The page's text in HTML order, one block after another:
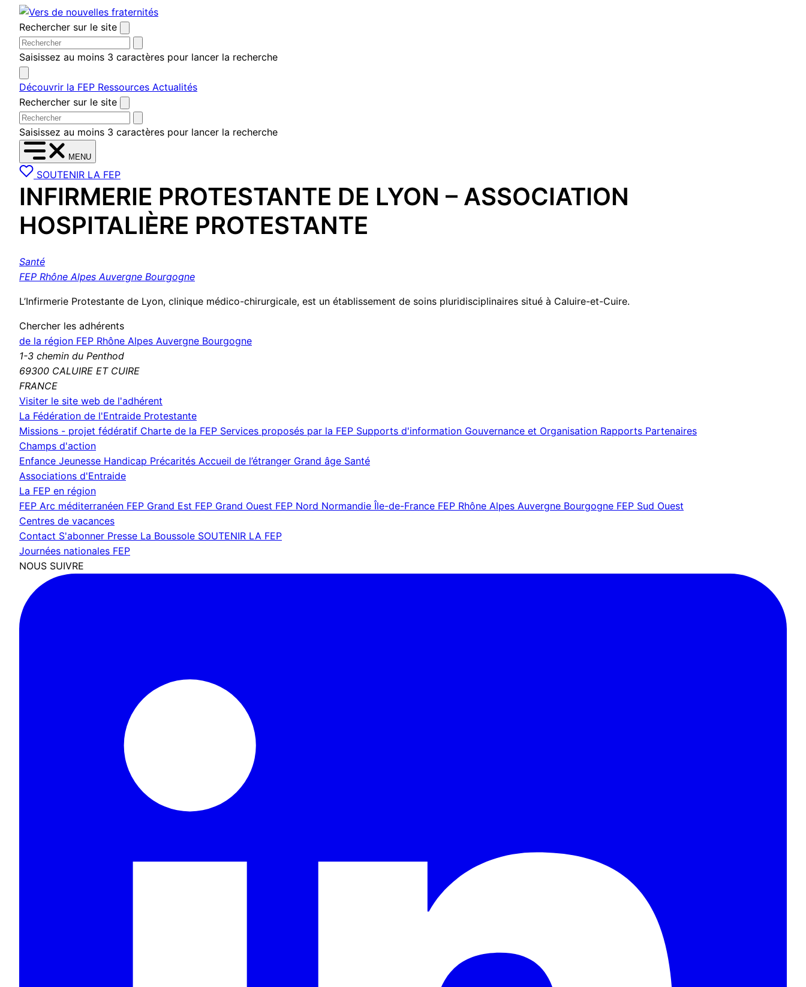
Aller
au
contenu
Rechercher sur le site
Saisissez au moins 3 caractères pour lancer la recherche
Découvrir la FEP Ressources Actualités
Rechercher sur le site
Saisissez au moins 3 caractères pour lancer la recherche
MENU
SOUTENIR LA FEP
INFIRMERIE PROTESTANTE DE LYON – ASSOCIATION
HOSPITALIÈRE PROTESTANTE
Santé
FEP Rhône Alpes Auvergne Bourgogne
L’Infirmerie Protestante de Lyon, clinique médico-chirurgicale, est un établissement de soins pluridisciplinaires situé à Caluire-et-Cuire.
Chercher les adhérents
de la région FEP Rhône Alpes Auvergne Bourgogne
1-3 chemin du Penthod
69300 CALUIRE ET CUIRE
FRANCE
Visiter le site web de l'adhérent
fenêtre)
La Fédération de l'Entraide Protestante
Missions - projet fédératif Charte de la FEP Services proposés par la FEP Supports d'information Gouvernance et Organisation Rapports Partenaires
Champs d'action
Enfance Jeunesse Handicap Précarités Accueil de l’étranger Grand âge Santé
Associations d'Entraide
La FEP en région
FEP Arc méditerranéen FEP Grand Est FEP Grand Ouest FEP Nord Normandie Île-de-France FEP Rhône Alpes Auvergne Bourgogne FEP Sud Ouest
Centres de vacances
Contact S'abonner Presse La Boussole SOUTENIR LA FEP
Journées nationales FEP
NOUS SUIVRE